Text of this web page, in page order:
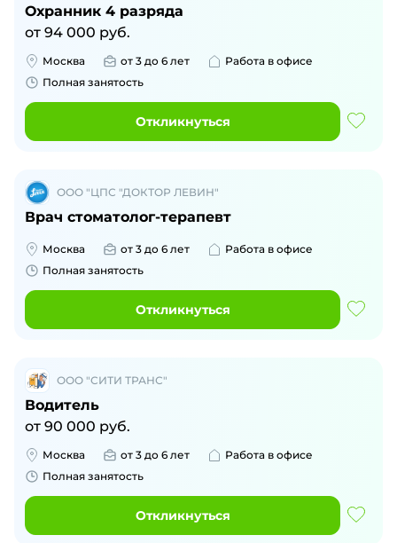
Охранник 4 разряда
от 94 000 руб.
Москва от 3 до 6 лет
Работа в офисе
Полная занятость
Откликнуться
ООО "ЦПС "ДОКТОР ЛЕВИН"
Врач стоматолог-терапевт
Москва от 3 до 6 лет
Работа в офисе
Полная занятость
Откликнуться
ООО "СИТИ ТРАНС"
Водитель
от 90 000 руб.
Москва от 3 до 6 лет
Работа в офисе
Полная занятость
Откликнуться